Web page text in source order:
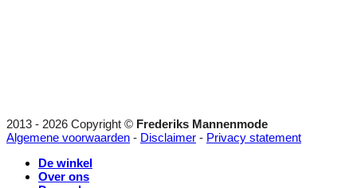
2013 - 2026 Copyright © Frederiks Mannenmode
Algemene voorwaarden - Disclaimer - Privacy statement
De winkel
Over ons